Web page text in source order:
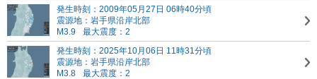
発生時刻：2009年05月27日 06時40分頃
震源地：岩手県沿岸北部
M3.9
最大震度：2
発生時刻：2025年10月06日 11時31分頃
震源地：岩手県沿岸北部
M3.8
最大震度：2